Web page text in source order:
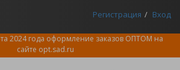
Регистрация Вход
2024 года оформление заказов ОПТОМ на
сайте opt.sad.ru